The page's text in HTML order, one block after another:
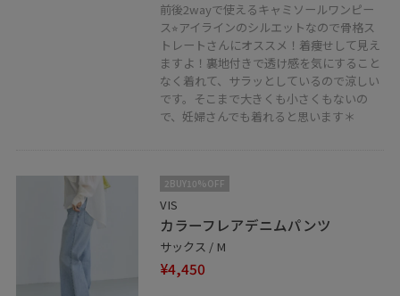
【友だち追加】をタップ！！前後2wayで使えるキャミソールワンピー
ス⭐︎アイラインのシルエットなので骨格ス
トレートさんにオススメ！着痩せして見え
ますよ！裏地付きで透け感を気にすること
なく着れて、サラッとしているので涼しい
です。そこまで大きくも小さくもないの
で、妊婦さんでも着れると思います＊
2BUY10%OFF
VIS
カラーフレアデニムパンツ
サックス / M
¥4,450